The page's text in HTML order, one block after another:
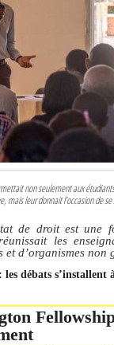
non seulement aux
mais leur donnait l’occasion de
de droit est
les
et d’organismes non
débats s’installent